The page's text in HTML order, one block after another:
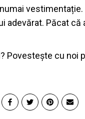
adevărat. Păcat
Povestește cu noi